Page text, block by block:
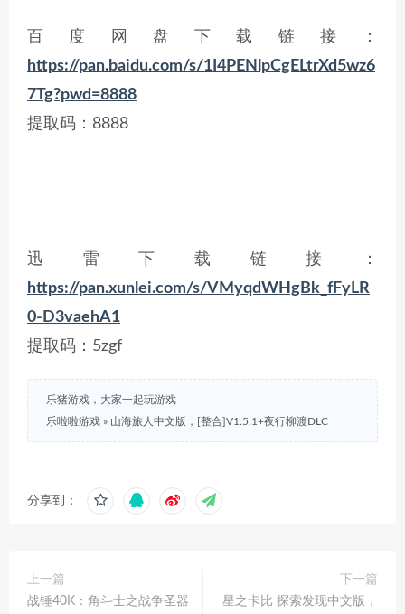
百度网盘下载链接：
https://pan.baidu.com/s/1I4PENlpCgELtrXd5wz6
7Tg?pwd=8888
提取码：8888
迅雷下载链接：
https://pan.xunlei.com/s/VMyqdWHgBk_fFyLR
0-D3vaehA1
提取码：5zgf
乐猪游戏，大家一起玩游戏
乐啦啦游戏 » 山海旅人中文版，[整合]V1.5.1+夜行柳渡DLC
分享到：
上一篇
战锤40K：角斗士之战争圣器
下一篇
星之卡比 探索发现中文版，